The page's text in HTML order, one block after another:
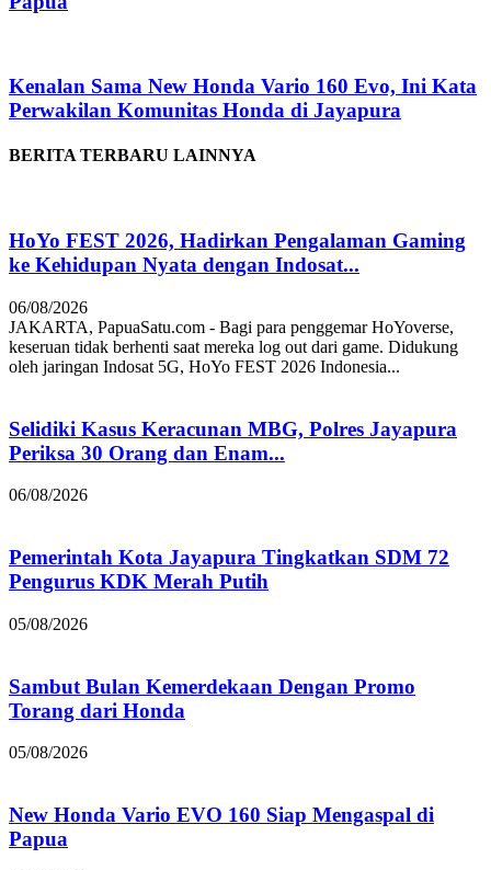
Kenalan Sama New Honda Vario 160 Evo, Ini Kata
Perwakilan Komunitas Honda di Jayapura
BERITA TERBARU LAINNYA
HoYo FEST 2026, Hadirkan Pengalaman Gaming
ke Kehidupan Nyata dengan Indosat...
06/08/2026
JAKARTA, PapuaSatu.com - Bagi para penggemar HoYoverse,
keseruan tidak berhenti saat mereka log out dari game. Didukung
oleh jaringan Indosat 5G, HoYo FEST 2026 Indonesia...
Selidiki Kasus Keracunan MBG, Polres Jayapura
Periksa 30 Orang dan Enam...
06/08/2026
Pemerintah Kota Jayapura Tingkatkan SDM 72
Pengurus KDK Merah Putih
05/08/2026
Sambut Bulan Kemerdekaan Dengan Promo
Torang dari Honda
05/08/2026
New Honda Vario EVO 160 Siap Mengaspal di
Papua